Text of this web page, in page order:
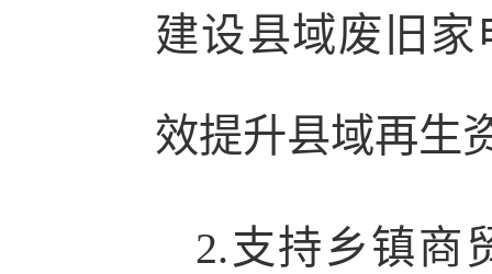
建设县域废旧
效提升县域再生
2.支持乡镇商